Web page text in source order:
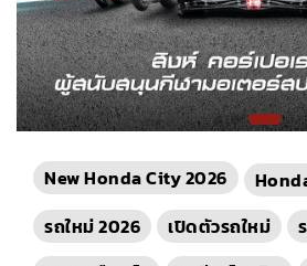
New Honda City 2026
รถใหม่ 2026
เปิดตัวรถใหม่